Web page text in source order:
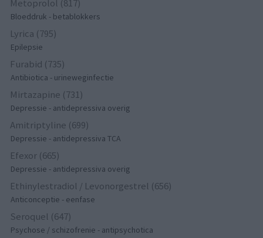
Metoprolol (817)
Bloeddruk - betablokkers
Lyrica (795)
Epilepsie
Furabid (735)
Antibiotica - urineweginfectie
Mirtazapine (731)
Depressie - antidepressiva overig
Amitriptyline (699)
Depressie - antidepressiva TCA
Efexor (665)
Depressie - antidepressiva overig
Ethinylestradiol / Levonorgestrel (656)
Anticonceptie - eenfase
Seroquel (647)
Psychose / schizofrenie - antipsychotica